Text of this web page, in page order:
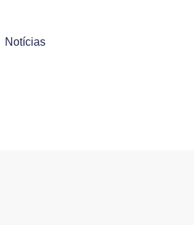
Notícias